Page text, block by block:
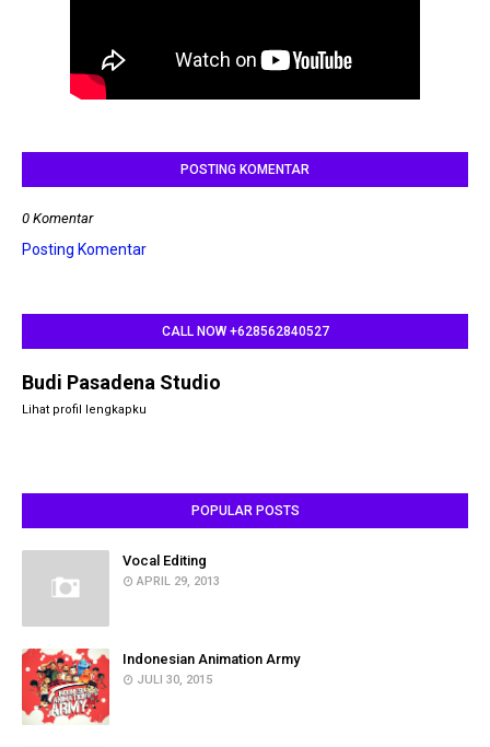
POSTING KOMENTAR
0 Komentar
Posting Komentar
CALL NOW +628562840527
Budi Pasadena Studio
Lihat profil lengkapku
POPULAR POSTS
Vocal Editing
APRIL 29, 2013
Indonesian Animation Army
JULI 30, 2015